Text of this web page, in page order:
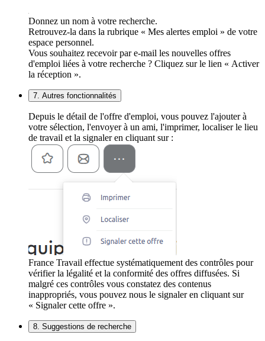
Donnez un nom à votre recherche.
Retrouvez-la dans la rubrique « Mes alertes emploi » de votre
espace personnel.
Vous souhaitez recevoir par e-mail les nouvelles offres
d'emploi liées à votre recherche ? Cliquez sur le lien « Activer
la réception ».
7. Autres fonctionnalités
Depuis le détail de l'offre d'emploi, vous pouvez l'ajouter à
votre sélection, l'envoyer à un ami, l'imprimer, localiser le lieu
de travail et la signaler en cliquant sur :
France Travail effectue systématiquement des contrôles pour
vérifier la légalité et la conformité des offres diffusées. Si
malgré ces contrôles vous constatez des contenus
inappropriés, vous pouvez nous le signaler en cliquant sur
« Signaler cette offre ».
8. Suggestions de recherche